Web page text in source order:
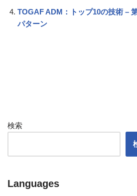
TOGAF ADM：トップ10の技術 –
パターン
検索
Languages